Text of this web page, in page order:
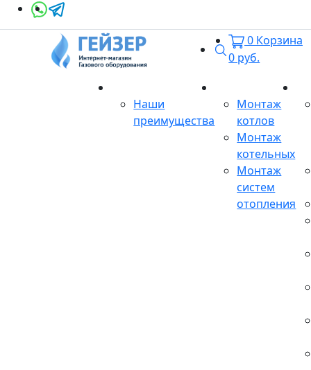
Поиск
0 Корзина
0 руб.
Наши
преимущества
Монтаж
котлов
Монтаж
котельных
Монтаж
систем
отопления